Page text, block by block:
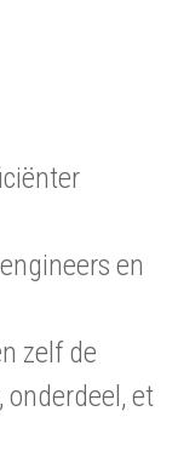
en
zelf de
onderdeel, et